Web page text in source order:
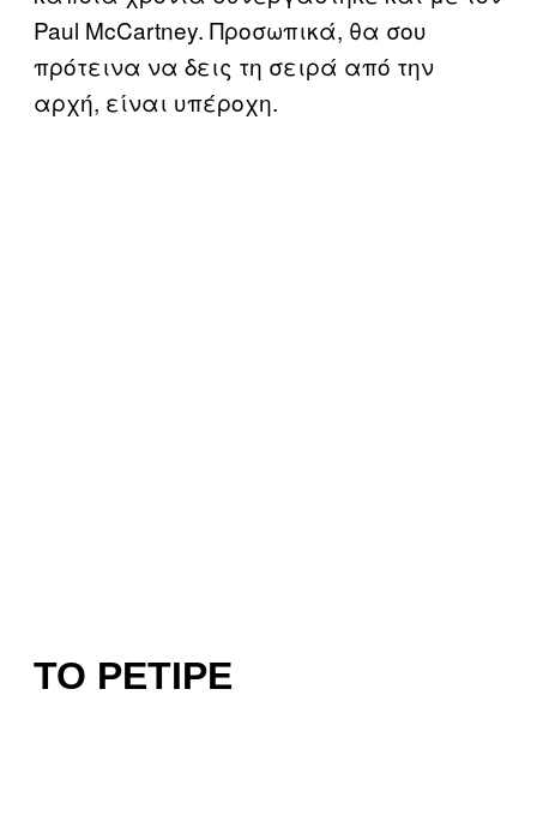
Paul McCartney. Προσωπικά, θα σου
πρότεινα να δεις τη σειρά από την
αρχή, είναι υπέροχη.
ΤΟ ΡΕΤΙΡΈ